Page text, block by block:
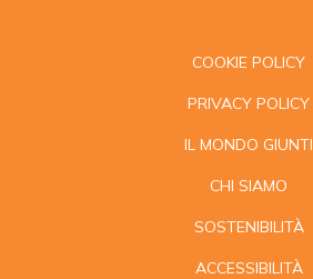
COOKIE POLICY
PRIVACY POLICY
IL MONDO GIUNTI
CHI SIAMO
SOSTENIBILITÀ
ACCESSIBILITÀ